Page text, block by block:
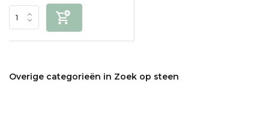
Overige categorieën in Zoek op steen